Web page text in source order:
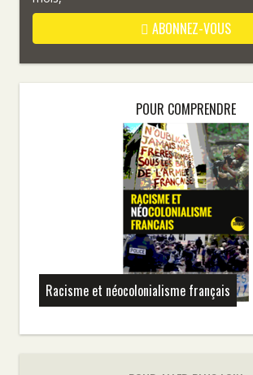
ABONNEZ-VOUS
POUR COMPRENDRE
Racisme et néocolonialisme français